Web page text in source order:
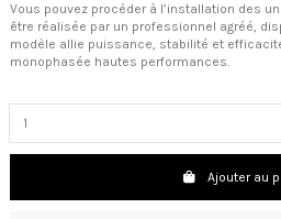
Vous pouvez procéder à l’installation des
être réalisée par un professionnel agréé,
modèle allie puissance, stabilité et
monophasée hautes performances.
Ajouter au